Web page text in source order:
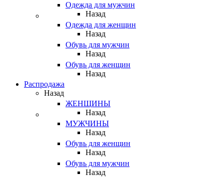
Одежда для мужчин
Назад
Одежда для женщин
Назад
Обувь для мужчин
Назад
Обувь для женщин
Назад
Распродажа
Назад
ЖЕНЩИНЫ
Назад
МУЖЧИНЫ
Назад
Обувь для женщин
Назад
Обувь для мужчин
Назад